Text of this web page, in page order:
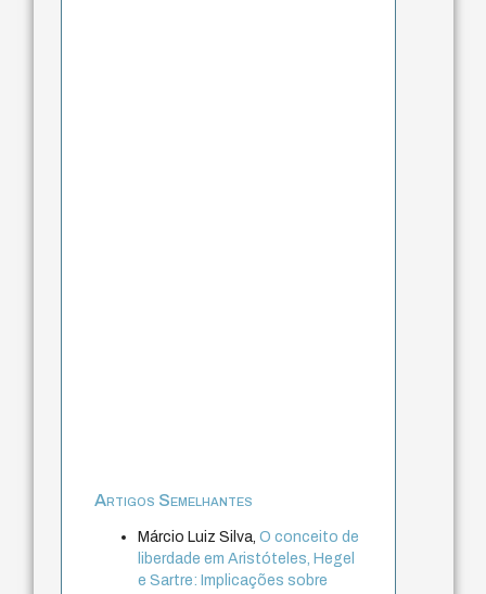
Artigos Semelhantes
Márcio Luiz Silva,O conceito de
liberdade em Aristóteles, Hegel
e Sartre: Implicações sobre